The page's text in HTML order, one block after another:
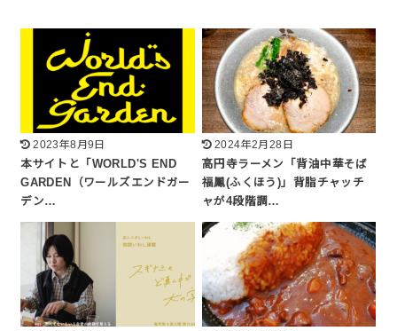
2023年8月9日
本サイトと「WORLD'S END
GARDEN（ワールズエンドガー
デン…
2024年2月28日
高円寺ラーメン「背油中華そば
福鳳(ふくほう)」背脂チャッチ
ャが4段階調…